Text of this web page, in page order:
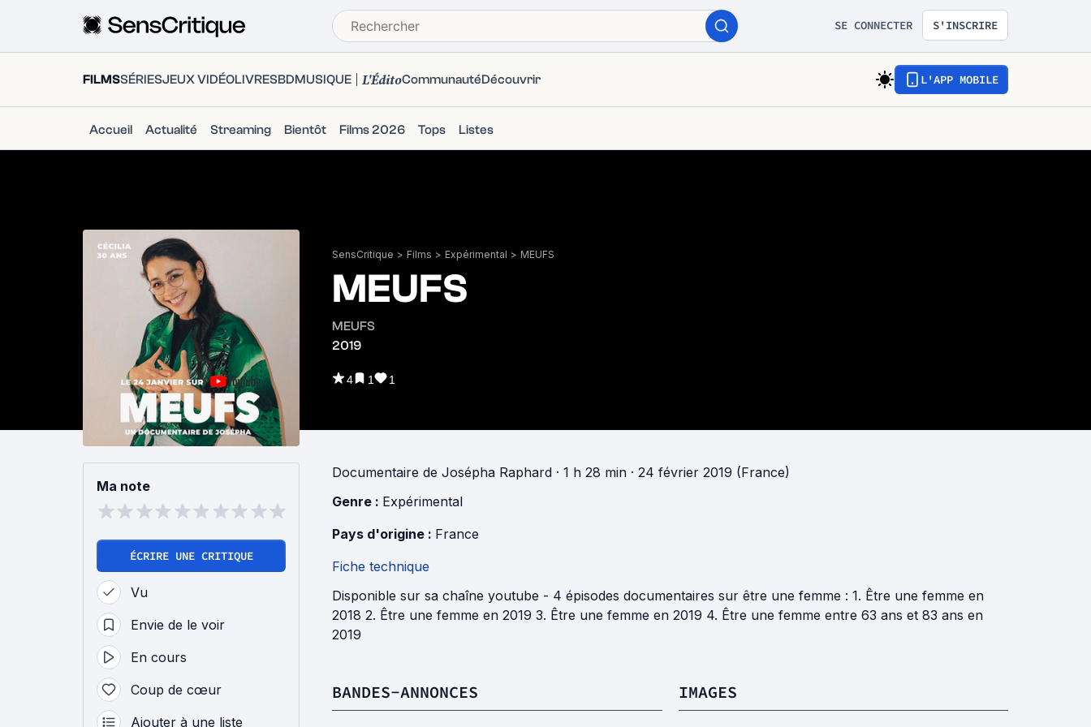
SE CONNECTER S'INSCRIRE
FILMSSÉRIESJEUX VIDÉOLIVRESBDMUSIQUE L'ÉditoCommunautéDécouvrir L'APP MOBILE
Accueil Actualité Streaming Bientôt Films 2026 Tops Listes
SensCritique > Films > Expérimental > MEUFS
MEUFS
MEUFS
2019
4 1 1
Ma note
ÉCRIRE UNE CRITIQUE
Vu
Envie de le voir
En cours
Coup de cœur
Ajouter à une liste
Documentaire de Josépha Raphard · 1 h 28 min · 24 février 2019 (France)
Genre : Expérimental
Pays d'origine : France
Fiche technique
Disponible sur sa chaîne youtube - 4 épisodes documentaires sur être une femme : 1. Être une femme en
2018 2. Être une femme en 2019 3. Être une femme en 2019 4. Être une femme entre 63 ans et 83 ans en
2019
BANDES-ANNONCES IMAGES